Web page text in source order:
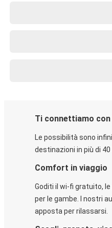
Ti connettiamo con
Le possibilità sono
destinazioni in più di 40
Comfort in viaggio
Goditi il wi-fi gratuito,
per le gambe. I nostri
apposta per rilassarsi.